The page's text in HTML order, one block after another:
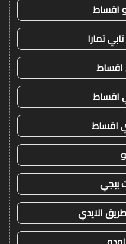
اقساط
تمارا
اقساط
اقساط
اقساط
ببجي
الايدي